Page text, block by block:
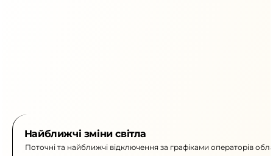
Найближчі зміни світла
Поточні та найближчі відключення за графіками операторів